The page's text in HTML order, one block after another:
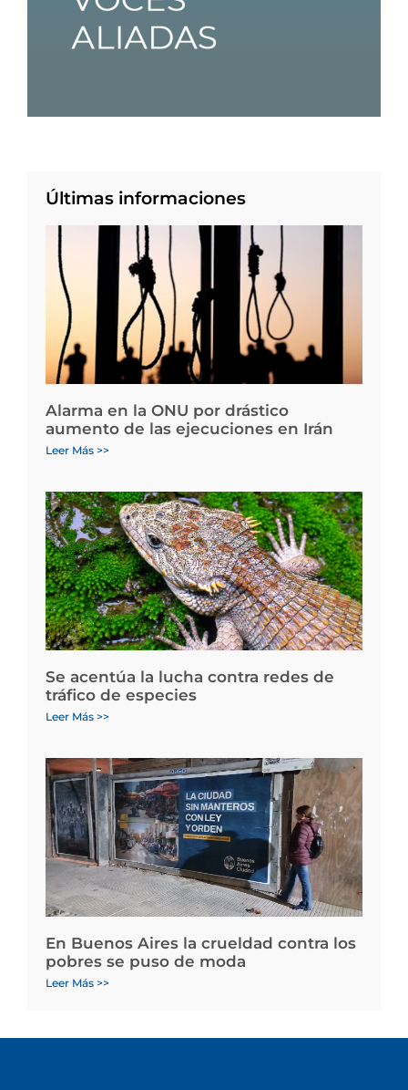
Últimas informaciones
Alarma en la ONU por drástico
aumento de las ejecuciones en Irán
Leer Más >>
Se acentúa la lucha contra redes de
tráfico de especies
Leer Más >>
En Buenos Aires la crueldad contra los
pobres se puso de moda
Leer Más >>